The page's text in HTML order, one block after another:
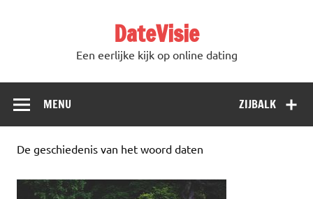
DateVisie
Een eerlijke kijk op online dating
ZIJBALK
MENU
De geschiedenis van het woord daten